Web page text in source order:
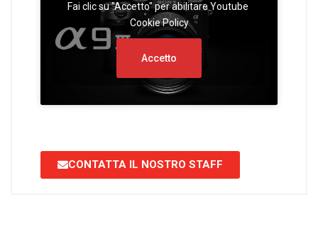
Fai clic su "Accetto" per abilitare Youtube
Cookie Policy
Accetto
CONTATTA IL NOSTRO STAFF